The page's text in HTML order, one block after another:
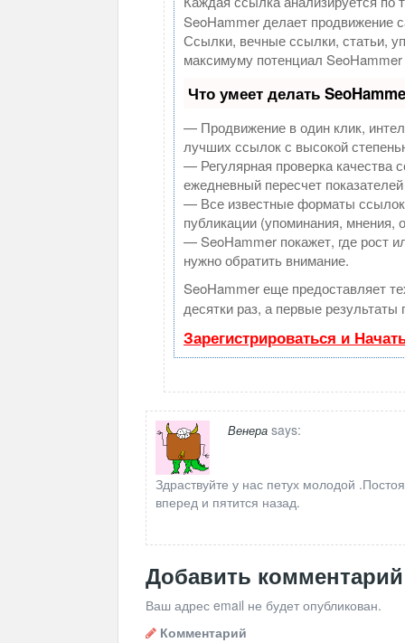
SeoHammer делает продвижение
Ссылки, вечные ссылки, статьи,
максимуму потенциал
Что умеет делать
— Продвижение в один клик,
лучших ссылок с высокой
— Регулярная проверка качества
ежедневный пересчет
— Все известные форматы
публикации (упоминания, мнения,
— SeoHammer покажет, где рост
нужно обратить внимание.
SeoHammer еще предоставляет
десятки раз, а первые
Зарегистрироваться и
Венера says:
Здраствуйте у нас петух молодой
вперед и пятится назад.
Добавить комментарий
Ваш адрес email не будет опубликован.
Комментарий